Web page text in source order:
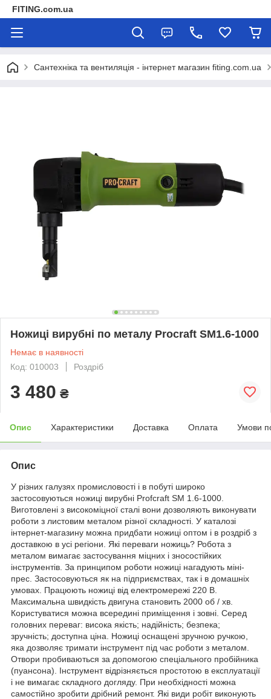
FITING.com.ua
Сантехніка та вентиляція - інтернет магазин fiting.com.ua
Ножиці вирубні по металу Procraft SM1.6-1000
Немає в наявності
Код: 010003
Роздріб
3 480 ₴
Опис Характеристики Доставка Оплата Умови
Опис
У різних галузях промисловості і в побуті широко
застосовуються ножиці вирубні Profcraft SM 1.6-1000.
Виготовлені з високоміцної сталі вони дозволяють виконувати
роботи з листовим металом різної складності. У каталозі
інтернет-магазину можна придбати ножиці оптом і в роздріб з
доставкою в усі регіони. Які переваги ножиць? Робота з
металом вимагає застосування міцних і зносостійких
інструментів. За принципом роботи ножиці нагадують міні-
прес. Застосовуються як на підприємствах, так і в домашніх
умовах. Працюють ножиці від електромережі 220 В.
Максимальна швидкість двигуна становить 2000 об / хв.
Користуватися можна всередині приміщення і зовні. Серед
головних переваг: висока якість; надійність; безпека;
зручність; доступна ціна. Ножиці оснащені зручною ручкою,
яка дозволяє тримати інструмент під час роботи з металом.
Отвори пробиваються за допомогою спеціального пробійника
(пуансона). Інструмент відрізняється простотою в експлуатації
і не вимагає складного догляду. При необхідності можна
самостійно зробити дрібний ремонт. Які види робіт виконують